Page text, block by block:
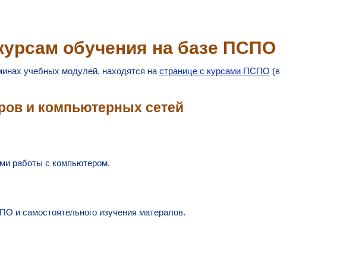
обучения на базе ПСПО
учебных модулей, находятся настранице с курсами ПСПО (в
и компьютерных сетей
работы с компьютером.
и самостоятельного изучения матералов.